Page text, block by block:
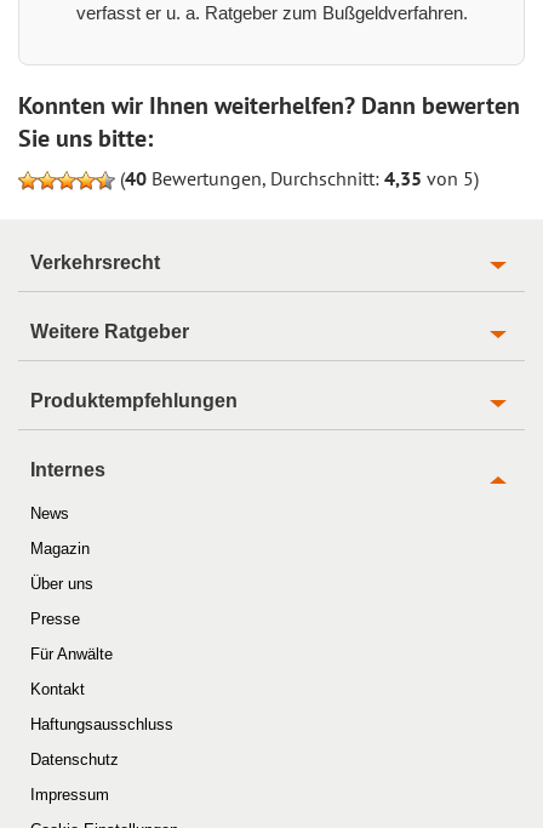
verfasst er u. a. Ratgeber zum Bußgeldverfahren.
Konnten wir Ihnen weiterhelfen? Dann bewerten
Sie uns bitte:
(40 Bewertungen, Durchschnitt: 4,35 von 5)
Verkehrsrecht
Weitere Ratgeber
Produktempfehlungen
Internes
News
Magazin
Über uns
Presse
Für Anwälte
Kontakt
Haftungsausschluss
Datenschutz
Impressum